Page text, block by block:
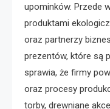
upominków. Przede
produktami
oraz partnerzy
prezentów, które są
sprawia, że firmy
oraz procesy
torby, drewniane